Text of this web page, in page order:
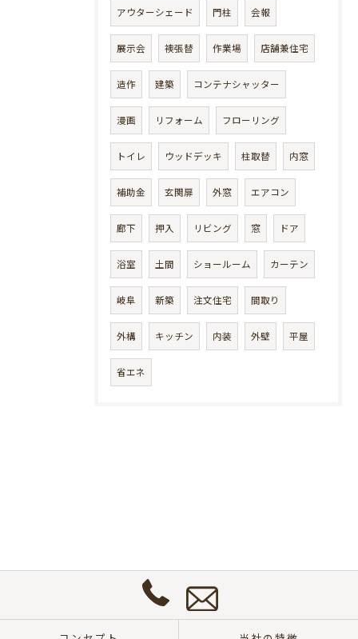
アウターシェード 門柱 会報
展示会 襖張替 作業場 店舗兼住宅
造作 建築 コンテナシャッター
漫画 リフォーム フローリング
トイレ ウッドデッキ 柱取替 内窓
補助金 玄関扉 外窓 エアコン
廊下 押入 リビング 窓 ドア
浴室 土間 ショールーム カーテン
岐阜 新築 注文住宅 間取り
外構 キッチン 内装 外壁 平屋
省エネ
0572-
合
わ
せ
は